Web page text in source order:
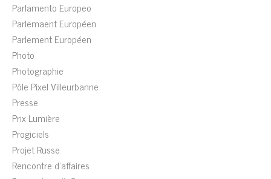
Parlamento Europeo
Parlemaent Européen
Parlement Européen
Photo
Photographie
Pôle Pixel Villeurbanne
Presse
Prix Lumière
Progiciels
Projet Russe
Rencontre d'affaires